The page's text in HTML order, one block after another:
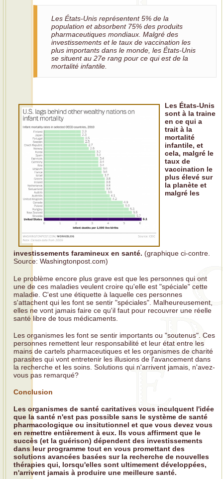
Les États-Unis représentent 5% de la
population et absorbent 75% des produits
pharmaceutiques mondiaux. Malgré des
investissements et le taux de vaccination les
plus importants dans le monde, les États-Unis
se situent au 27e rang pour ce qui est de la
mortalité infantile.
Les États-Unis
sont à la traine
en ce qui a
trait à la
mortalité
infantile, et
cela, malgré le
taux de
vaccination le
plus élevé sur
la planète et
malgré les
investissements faramineux en santé. (graphique ci-contre.
Source: Washingtonpost.com)
Le problème encore plus grave est que les personnes qui ont
une de ces maladies veulent croire qu'elle est "spéciale" cette
maladie. C'est une étiquette à laquelle ces personnes
s'attachent qui les font se sentir "spéciales". Malheureusement,
elles ne vont jamais faire ce qu'il faut pour recouvrer une réelle
santé libre de tous médicaments.
Les organismes les font se sentir importants ou "soutenus". Ces
personnes remettent leur responsabilité et leur état entre les
mains de cartels pharmaceutiques et les organismes de charité
parasites qui vont entretenir les illusions de l'avancement dans
la recherche et les soins. Solutions qui n'arrivent jamais, n'avez-
vous pas remarqué?
Conclusion
Les organismes de santé caritatives vous inculquent l'idée
que la santé n'est pas possible sans le système de santé
pharmacologique ou insitutionnel et que vous devez vous
en remettre entièrement à eux. Ils vous affirment que le
succès (et la guérison) dépendent des investissements
dans leur programme tout en vous promettant des
solutions avancées basées sur la recherche de nouvelles
thérapies qui, lorsqu'elles sont ultimement développées,
n'arrivent jamais à produire une meilleure santé.